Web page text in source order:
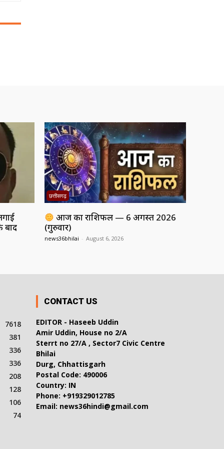
बाद
छत्तीसगढ़
आज का राशिफल — 6 अगस्त 2026
(गुरुवार)
news36bhilai - August 6, 2026
7618
381
336
336
208
128
106
74
CONTACT US
EDITOR - Haseeb Uddin
Amir Uddin, House no 2/A
Sterrt no 27/A , Sector7 Civic Centre
Bhilai
Durg, Chhattisgarh
Postal Code: 490006
Country: IN
Phone: +919329012785
Email: news36hindi@gmail.com